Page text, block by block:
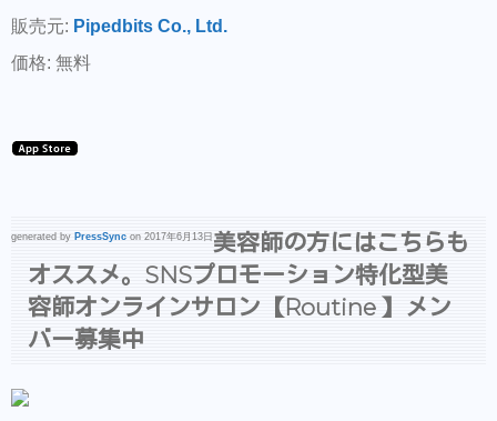
販売元: Pipedbits Co., Ltd.
価格: 無料
generated by PressSync on 2017年6月13日 美容師の方にはこちらも
オススメ。SNSプロモーション特化型美
容師オンラインサロン【Routine 】メン
バー募集中